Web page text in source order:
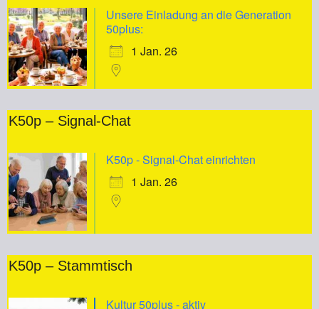
Unsere Einladung an die Generation
50plus:
1 Jan. 26
K50p – Signal-Chat
K50p - Signal-Chat einrichten
1 Jan. 26
K50p – Stammtisch
Kultur 50plus - aktiv